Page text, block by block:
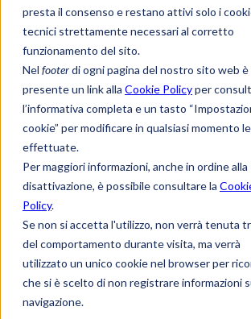
presta il consenso e restano attivi solo i
tecnici strettamente necessari al corretto
funzionamento del sito.
Nel footerdi ogni pagina del nostro sito web è
presente un link alla Cookie Policyper
l’informativa completa e un tasto
cookie” per modificare in qualsiasi momento
effettuate.
Per maggiori informazioni, anche in ordine alla
disattivazione, è possibile consultare la
Policy.
Se non si accetta l'utilizzo, non verrà tenuta
del comportamento durante visita, ma verrà
utilizzato un unico cookie nel browser per
che si è scelto di non registrare informazioni
navigazione.